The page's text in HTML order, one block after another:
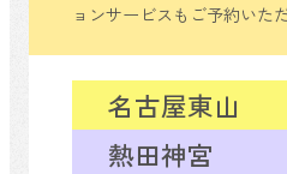
ョンサービスもご予約いた
熱田神宮
名古屋東山